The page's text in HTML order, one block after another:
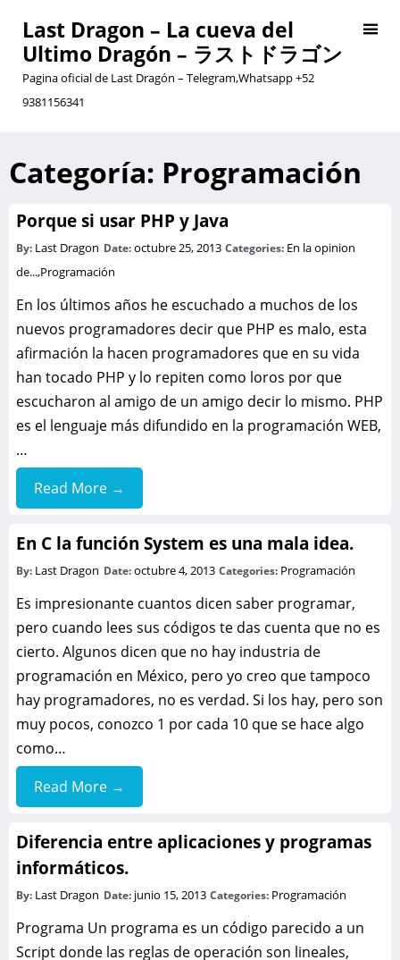
Last Dragon – La cueva del
Ultimo Dragón – ラストドラゴン
Pagina oficial de Last Dragón – Telegram,Whatsapp +52
9381156341
Categoría: Programación
Porque si usar PHP y Java
By: Last Dragon Date:octubre 25, 2013 Categories: En la opinion
de...,Programación
En los últimos años he escuchado a muchos de los
nuevos programadores decir que PHP es malo, esta
afirmación la hacen programadores que en su vida
han tocado PHP y lo repiten como loros por que
escucharon al amigo de un amigo decir lo mismo. PHP
es el lenguaje más difundido en la programación WEB,
…
Read More →
En C la función System es una mala idea.
By: Last Dragon Date:octubre 4, 2013 Categories: Programación
Es impresionante cuantos dicen saber programar,
pero cuando lees sus códigos te das cuenta que no es
cierto. Algunos dicen que no hay industria de
programación en México, pero yo creo que tampoco
hay programadores, no es verdad. Si los hay, pero son
muy pocos, conozco 1 por cada 10 que se hace algo
como…
Read More →
Diferencia entre aplicaciones y programas
informáticos.
By: Last Dragon Date: junio 15, 2013 Categories: Programación
Programa Un programa es un código parecido a un
Script donde las reglas de operación son lineales,